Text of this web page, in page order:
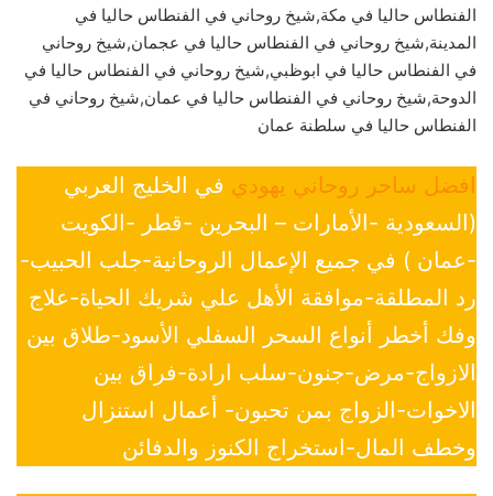
الفنطاس حاليا في مكة,شيخ روحاني في الفنطاس حاليا في
المدينة,شيخ روحاني في الفنطاس حاليا في عجمان,شيخ روحاني
في الفنطاس حاليا في ابوظبي,شيخ روحاني في الفنطاس حاليا في
الدوحة,شيخ روحاني في الفنطاس حاليا في عمان,شيخ روحاني في
الفنطاس حاليا في سلطنة عمان
افضل ساحر روحاني يهودي في الخليج العربي
(السعودية -الأمارات – البحرين -قطر -الكويت
-عمان ) في جميع الإعمال الروحانية-جلب الحبيب-
رد المطلقة-موافقة الأهل علي شريك الحياة-علاج
وفك أخطر أنواع السحر السفلي الأسود-طلاق بين
الازواج-مرض-جنون-سلب ارادة-فراق بين
الاخوات-الزواج بمن تحبون- أعمال استنزال
وخطف المال-استخراج الكنوز والدفائن